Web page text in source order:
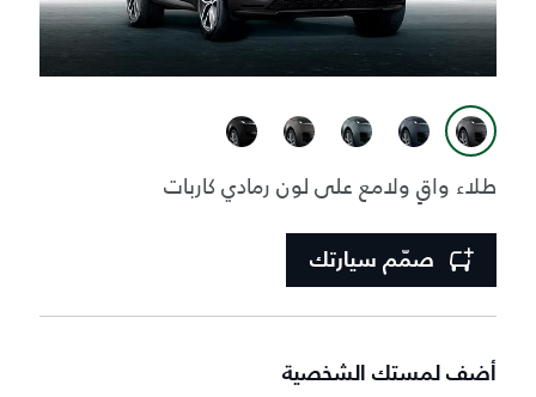
طلاء واقٍ ولامع على لون رمادي كاربات
صمّم سيارتك
أضف لمستك الشخصية